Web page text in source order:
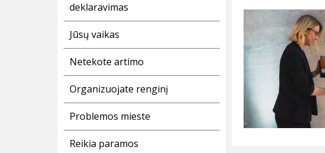
deklaravimas
Jūsų vaikas
Netekote artimo
Organizuojate renginį
Problemos mieste
Reikia paramos